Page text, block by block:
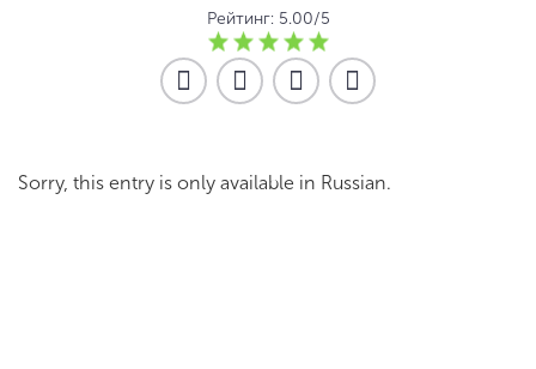
Рейтинг: 5.00/5
Sorry, this entry is only available in Russian.